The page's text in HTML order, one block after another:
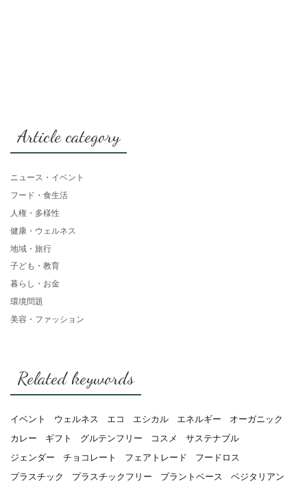
Article category
ニュース・イベント
フード・食生活
人権・多様性
健康・ウェルネス
地域・旅行
子ども・教育
暮らし・お金
環境問題
美容・ファッション
Related keywords
イベント ウェルネス エコ エシカル エネルギー
オーガニック
カレー
ギフト グルテンフリー コスメ
サステナブル
ジェンダー
チョコレート フェアトレード
フードロス
プラスチック
プラスチックフリー プラントベース
ベジタリアン